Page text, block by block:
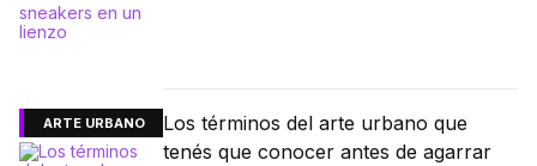
ARTE URBANO
Los términos del arte urbano que
tenés que conocer antes de agarrar